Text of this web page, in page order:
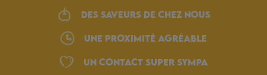
Des saveurs de chez nous
une proximité agréable
Un Contact Super Sympa